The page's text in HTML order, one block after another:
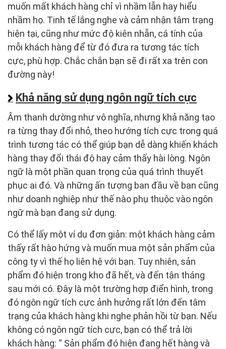
muốn mất khách hàng chỉ vì nhầm lẫn hay hiểu
nhầm họ. Tinh tế lắng nghe và cảm nhận tâm trạng
hiện tại, cũng như mức độ kiên nhẫn, cá tính của
mỗi khách hàng để từ đó đưa ra tương tác tích
cực, phù hợp. Chắc chắn bạn sẽ đi rất xa trên con
đường này!
Khả năng sử dụng ngôn ngữ tích cực
Âm thanh dường như vô nghĩa, nhưng khả năng tạo
ra từng thay đổi nhỏ, theo hướng tích cực trong quá
trình tương tác có thể giúp bạn dễ dàng khiến khách
hàng thay đổi thái độ hay cảm thấy hài lòng. Ngôn
ngữ là một phần quan trọng của quá trình thuyết
phục ai đó. Và những ấn tượng ban đầu về bạn cũng
như doanh nghiệp như thế nào phụ thuộc vào ngôn
ngữ mà bạn đang sử dụng.
Có thể lấy một ví dụ đơn giản: một khách hàng cảm
thấy rất hào hứng và muốn mua một sản phẩm của
công ty vì thế họ liên hệ với bạn. Tuy nhiên, sản
phẩm đó hiện trong kho đã hết, và đến tận tháng
sau mới có. Đây là một trường hợp điển hình, trong
đó ngôn ngữ tích cực ảnh hưởng rất lớn đến tâm
trạng của khách hàng khi nghe phản hồi từ bạn. Nếu
không có ngôn ngữ tích cực, bạn có thể trả lời
khách hàng: “ Sản phẩm đó hiện đang hết hàng và